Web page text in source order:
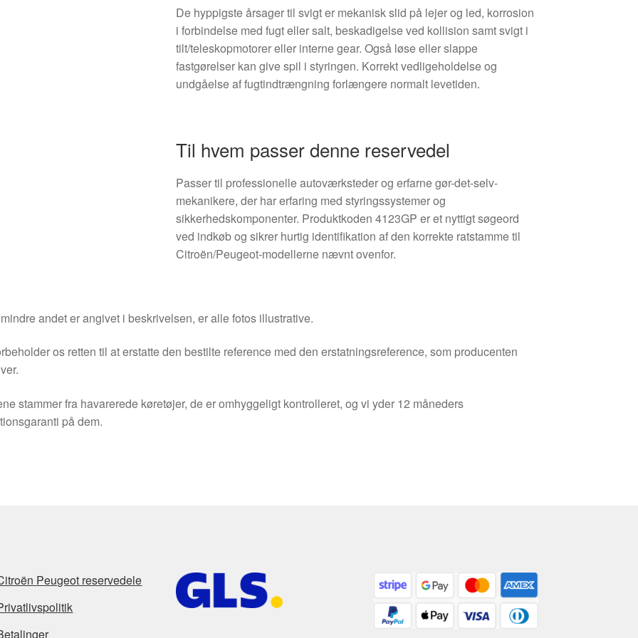
De hyppigste årsager til svigt er mekanisk slid på lejer og led, korrosion
i forbindelse med fugt eller salt, beskadigelse ved kollision samt svigt i
tilt/teleskopmotorer eller interne gear. Også løse eller slappe
fastgørelser kan give spil i styringen. Korrekt vedligeholdelse og
undgåelse af fugtindtrængning forlængere normalt levetiden.
Til hvem passer denne reservedel
Passer til professionelle autoværksteder og erfarne gør-det-selv-
mekanikere, der har erfaring med styringssystemer og
sikkerhedskomponenter. Produktkoden 4123GP er et nyttigt søgeord
ved indkøb og sikrer hurtig identifikation af den korrekte ratstamme til
Citroën/Peugeot-modellerne nævnt ovenfor.
andet er angivet i beskrivelsen, er alle fotos illustrative.
os retten til at erstatte den bestilte reference med den erstatningsreference, som producenten
stammer fra havarerede køretøjer, de er omhyggeligt kontrolleret, og vi yder 12 måneders
på dem.
Peugeot reservedele